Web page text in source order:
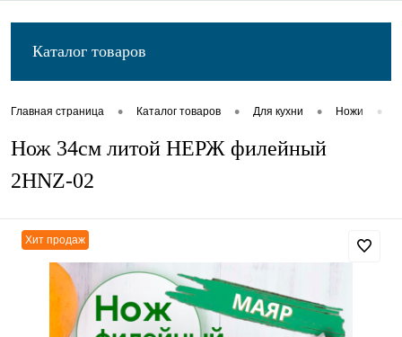
Каталог товаров
Главная страница • Каталог товаров • Для кухни • Ножи •
Нож 34см литой НЕРЖ филейный
2HNZ-02
Хит продаж